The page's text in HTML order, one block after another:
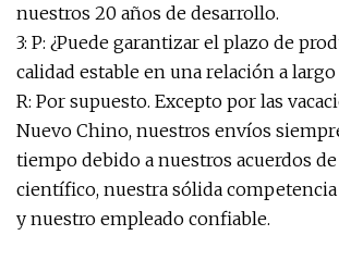
nuestros 20 años de desarrollo.
3: P: ¿Puede garantizar el plazo de
calidad estable en una relación a largo
R: Por supuesto. Excepto por las
Nuevo Chino, nuestros envíos
tiempo debido a nuestros acuerdos
científico, nuestra sólida
y nuestro empleado confiable.